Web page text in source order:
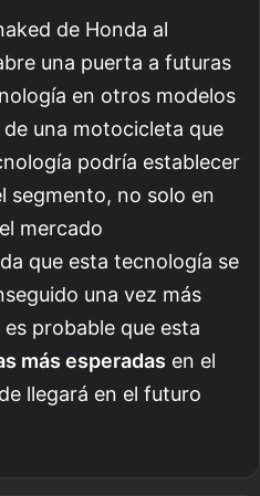
de Honda al
una puerta a futuras
en otros modelos
una motocicleta que
podría establecer
segmento, no solo en
mercado
que esta tecnología se
una vez más
probable que esta
más esperadas en el
llegará en el futuro